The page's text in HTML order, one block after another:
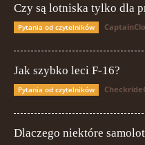
Czy są lotniska tylko dla
Pytania od czytelników
Jak szybko leci F-16?
Pytania od czytelników
Dlaczego niektóre